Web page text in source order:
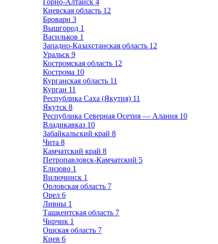
Горно-Алтайск 4
Киевская область 12
Бровари 3
Вышгород 1
Васильков 1
Западно-Казахстанская область 12
Уральск 9
Костромская область 12
Кострома 10
Курганская область 11
Курган 11
Республика Саха (Якутия) 11
Якутск 8
Республика Северная Осетия — Алания 10
Владикавказ 10
Забайкальский край 8
Чита 8
Камчатский край 8
Петропавловск-Камчатский 5
Елизово 1
Вилючинск 1
Орловская область 7
Орел 6
Ливны 1
Ташкентская область 7
Чирчик 1
Ошская область 7
Киев 6